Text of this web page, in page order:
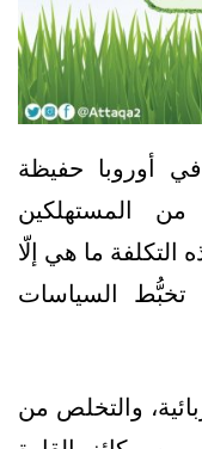
في أوروبا حفيظة
المستهلكين
التكلفة ما هي إلّا
السياسات
والتخلص من